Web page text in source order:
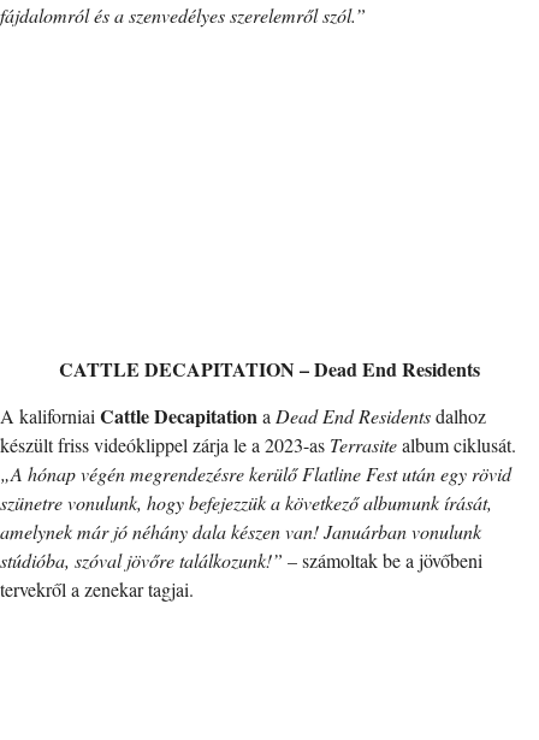
fájdalomról és a szenvedélyes szerelemről szól.”
CATTLE DECAPITATION – Dead End Residents
A kaliforniaiCattle DecapitationaDead End Residentsdalhoz
készült friss videóklippel zárja le a 2023-as Terrasitealbum ciklusát.
„A hónap végén megrendezésre kerülő Flatline Fest után egy rövid
szünetre vonulunk, hogy befejezzük a következő albumunk írását,
amelynek már jó néhány dala készen van! Januárban vonulunk
stúdióba, szóval jövőre találkozunk!” – számoltak be a jövőbeni
tervekről a zenekar tagjai.